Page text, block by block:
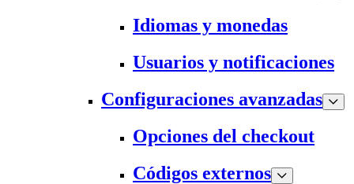
Idiomas y monedas
Usuarios y notificaciones
Configuraciones avanzadas
Opciones del checkout
Códigos externos